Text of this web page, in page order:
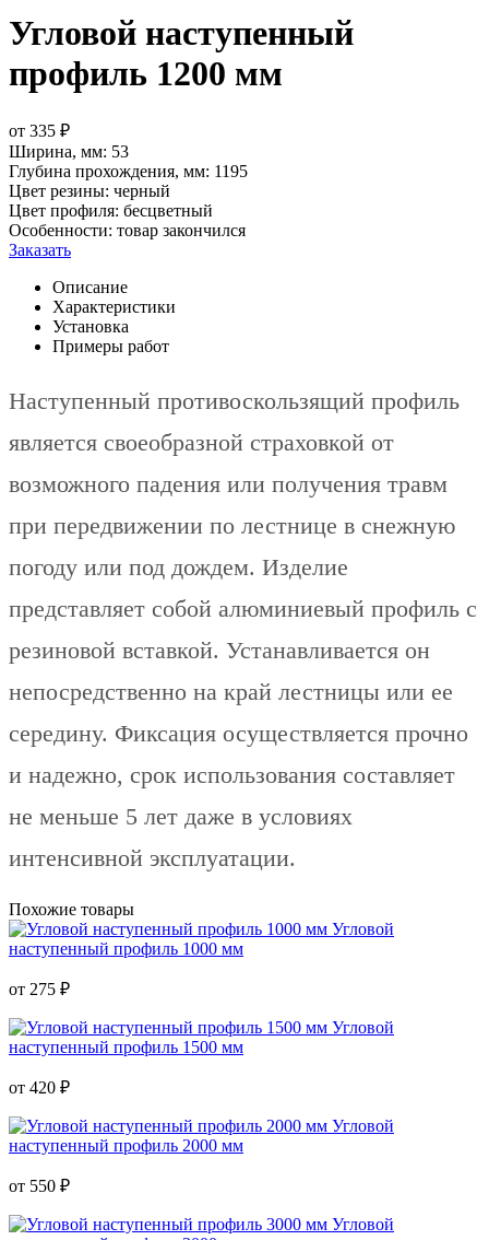
Угловой наступенный
профиль 1200 мм
от 335 ₽
Ширина, мм: 53
Глубина прохождения, мм: 1195
Цвет резины: черный
Цвет профиля: бесцветный
Особенности: товар закончился
Заказать
Описание
Характеристики
Установка
Примеры работ
Наступенный противоскользящий профиль
является своеобразной страховкой от
возможного падения или получения травм
при передвижении по лестнице в снежную
погоду или под дождем. Изделие
представляет собой алюминиевый профиль с
резиновой вставкой. Устанавливается он
непосредственно на край лестницы или ее
середину. Фиксация осуществляется прочно
и надежно, срок использования составляет
не меньше 5 лет даже в условиях
интенсивной эксплуатации.
Похожие товары
Угловой
наступенный профиль 1000 мм
от 275 ₽
Угловой
наступенный профиль 1500 мм
от 420 ₽
Угловой
наступенный профиль 2000 мм
от 550 ₽
Угловой